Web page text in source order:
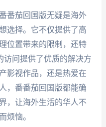
番茄回国版无疑是海外
选择。它不仅提供了高
位置带来的限制，还特
访问提供了优质的解决方
影视作品，还是热爱在
，番番茄回国版都能确
，让海外生活的华人不
烦恼。